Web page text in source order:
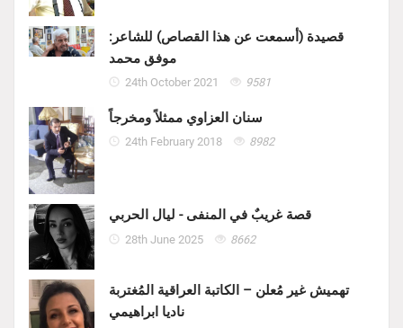
قصيدة (أسمعت عن هذا القصاص) للشاعر:
موفق محمد
24th October 2021 9581
سنان العزاوي ممثلاً ومخرجاً
24th February 2018 8982
قصة غريبٌ في المنفى - ليال الحربي
28th June 2025 8662
تهميش غير مُعلن – الكاتبة العراقية المُغتربة
ناديا ابراهيمي